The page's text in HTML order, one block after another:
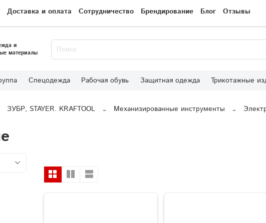
Доставка и оплата Сотрудничество Брендирование Блог Отзывы
и
материалы
Спецодежда Рабочая обувь Защитная одежда Трикотажные
ЗУБР, STAYER. KRAFTOOL Механизированные инструменты